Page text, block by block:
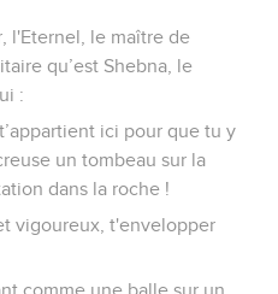
l'Eternel, le maître de
qu’est Shebna, le
:
ici pour que tu y
un tombeau sur la
dans la roche !
vigoureux, t'envelopper
comme une balle sur un